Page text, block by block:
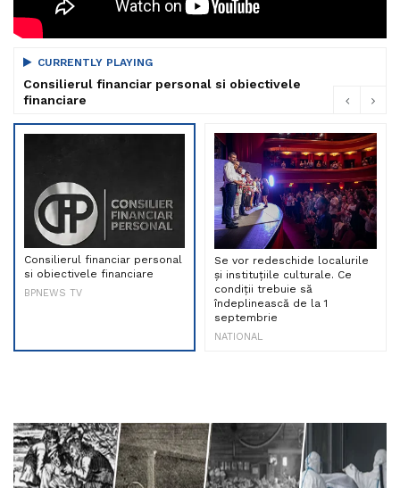
CURRENTLY PLAYING
Consilierul financiar personal si obiectivele
financiare
Consilierul financiar personal
si obiectivele financiare
BPNEWS TV
Se vor redeschide localurile
și instituțiile culturale. Ce
condiții trebuie să
îndeplinească de la 1
septembrie
NATIONAL